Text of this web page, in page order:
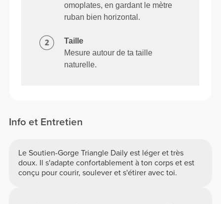
omoplates, en gardant le mètre
ruban bien horizontal.
Taille
Mesure autour de ta taille
naturelle.
Info et Entretien
Le Soutien-Gorge Triangle Daily est léger et très
doux. Il s'adapte confortablement à ton corps et est
conçu pour courir, soulever et s'étirer avec toi.